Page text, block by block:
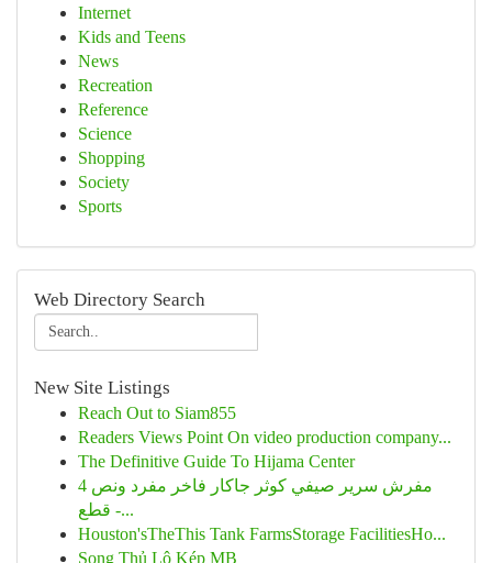
Internet
Kids and Teens
News
Recreation
Reference
Science
Shopping
Society
Sports
Web Directory Search
New Site Listings
Reach Out to Siam855
Readers Views Point On video production company...
The Definitive Guide To Hijama Center
مفرش سرير صيفي كوثر جاكار فاخر مفرد ونص 4
قطع -...
Houston'sTheThis Tank FarmsStorage FacilitiesHo...
Song Thủ Lô Kép MB